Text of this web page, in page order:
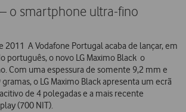
o smartphone ultra-fino
2011  A Vodafone Portugal acaba de lançar, em
português, o novo LG Maximo Black  o
Com uma espessura de somente 9,2 mm e
o LG Maximo Black apresenta um ecrã
de 4 polegadas e a mais recente
(700 NIT).